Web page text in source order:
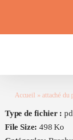
contenu
Accueil »attaché du
Type de fichier :
File Size:498 Ko